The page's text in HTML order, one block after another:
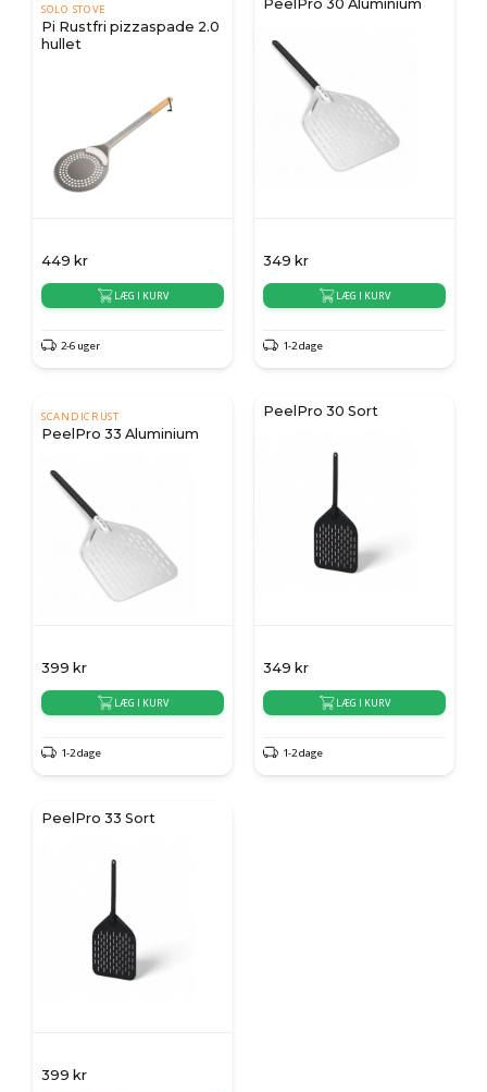
SOLO STOVE
Pi Rustfri pizzaspade 2.0
hullet
449 kr
LÆG I KURV
2-6 uger
PeelPro 30 Aluminium
349 kr
LÆG I KURV
1-2 dage
SCANDICRUST
PeelPro 33 Aluminium
399 kr
LÆG I KURV
1-2 dage
PeelPro 30 Sort
349 kr
LÆG I KURV
1-2 dage
PeelPro 33 Sort
399 kr